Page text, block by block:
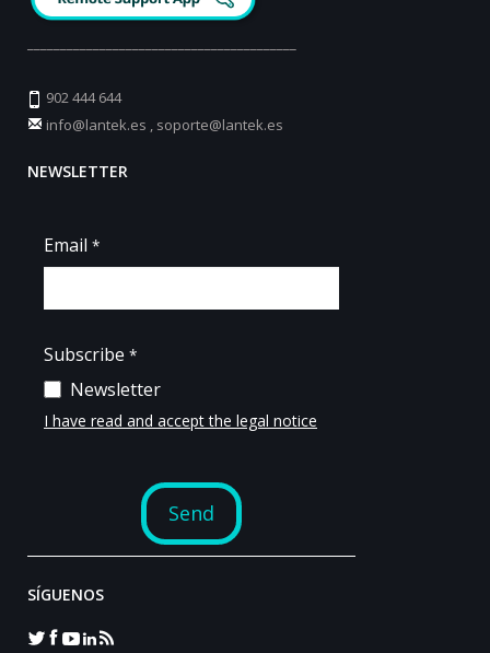
902 444 644
info@lantek.es , soporte@lantek.es
NEWSLETTER
SÍGUENOS